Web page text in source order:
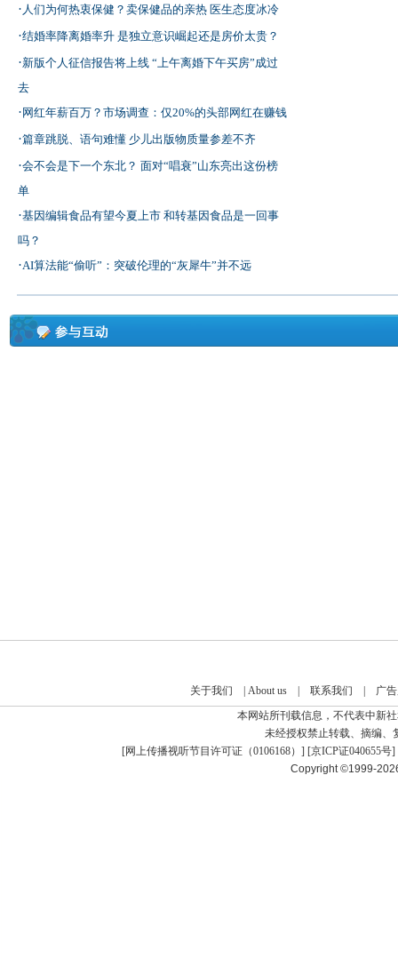
· 人们为何热衷保健？卖保健品的亲热 医生态度冰冷
·结婚率降离婚率升 是独立意识崛起还是房价太贵？
·新版个人征信报告将上线 “上午离婚下午买房”成过
去
·网红年薪百万？市场调查：仅20%的头部网红在赚钱
·篇章跳脱、语句难懂 少儿出版物质量参差不齐
·会不会是下一个东北？ 面对“唱衰”山东亮出这份榜
单
·基因编辑食品有望今夏上市 和转基因食品是一回事
吗？
·AI算法能“偷听”：突破伦理的“灰犀牛”并不远
关于我们 | About us| 联系我们 |
广
本网站所刊载信息，不代表中新
未经授权禁止转载、摘编、
[网上传播视听节目许可证（0106168） ] [京ICP证040655号]
Copyright ©1999-